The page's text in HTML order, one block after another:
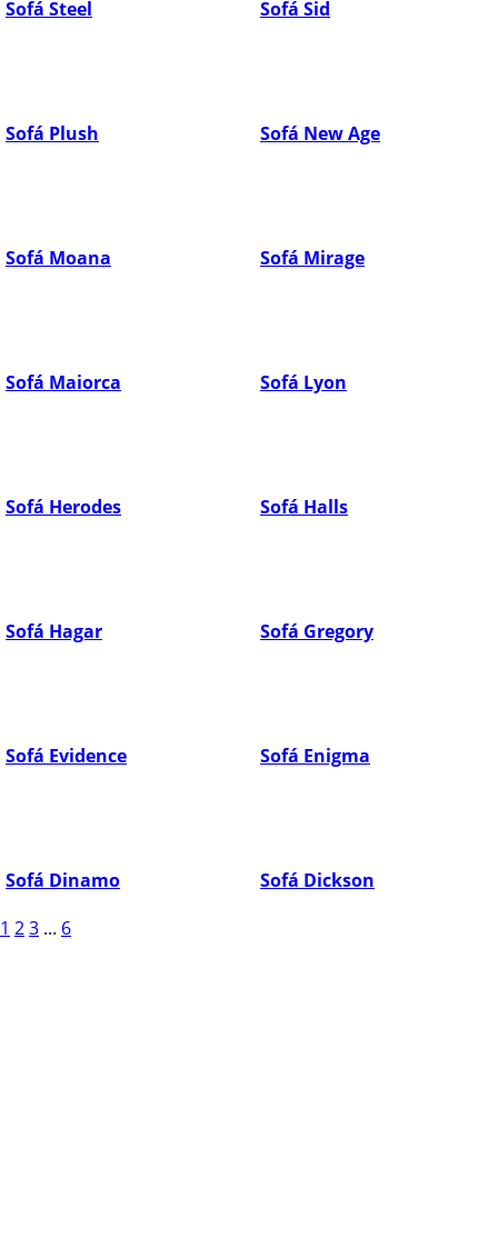
Sofá Steel Sofá Sid
Sofá Plush Sofá New Age
Sofá Moana Sofá Mirage
Sofá Maiorca Sofá Lyon
Sofá Herodes Sofá Halls
Sofá Hagar Sofá Gregory
Sofá Evidence Sofá Enigma
Sofá Dinamo
Sofá Dickson
1 23 ... 6